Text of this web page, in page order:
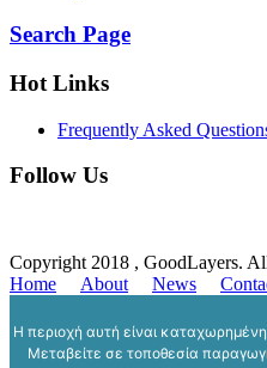
Search Page
Hot Links
Frequently Asked
Follow Us
Copyright 2018 , GoodLayers.
Home
About News
Η περιοχή αυτή είναι
Μεταβείτε σε τοποθεσία